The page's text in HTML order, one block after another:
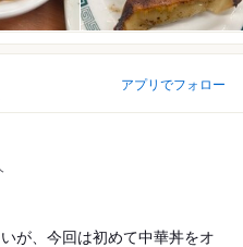
アプリでフォロー
が、今回は初めて中華丼をオ